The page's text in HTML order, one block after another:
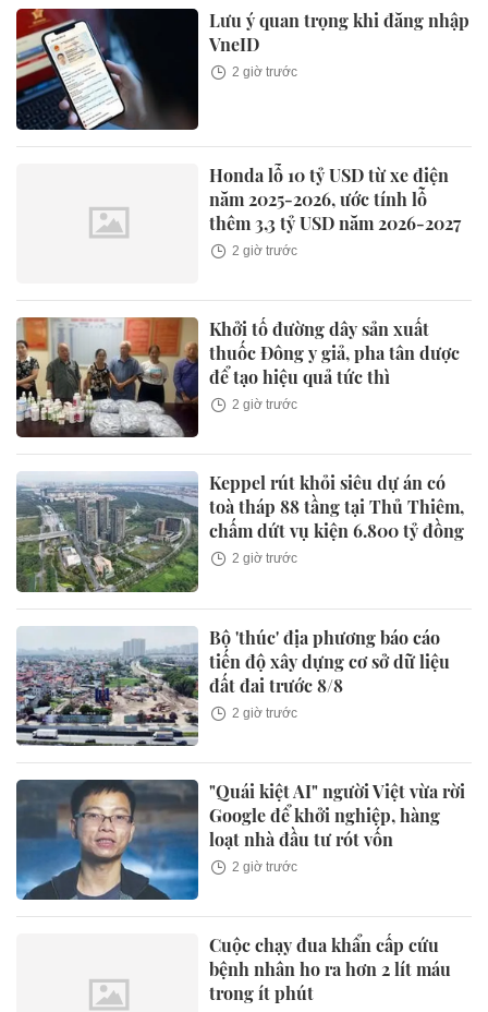
Lưu ý quan trọng khi đăng nhập
VneID
2 giờ trước
Honda lỗ 10 tỷ USD từ xe điện
năm 2025-2026, ước tính lỗ
thêm 3,3 tỷ USD năm 2026-2027
2 giờ trước
Khởi tố đường dây sản xuất
thuốc Đông y giả, pha tân dược
để tạo hiệu quả tức thì
2 giờ trước
Keppel rút khỏi siêu dự án có
toà tháp 88 tầng tại Thủ Thiêm,
chấm dứt vụ kiện 6.800 tỷ đồng
2 giờ trước
Bộ 'thúc' địa phương báo cáo
tiến độ xây dựng cơ sở dữ liệu
đất đai trước 8/8
2 giờ trước
"Quái kiệt AI" người Việt vừa rời
Google để khởi nghiệp, hàng
loạt nhà đầu tư rót vốn
2 giờ trước
Cuộc chạy đua khẩn cấp cứu
bệnh nhân ho ra hơn 2 lít máu
trong ít phút